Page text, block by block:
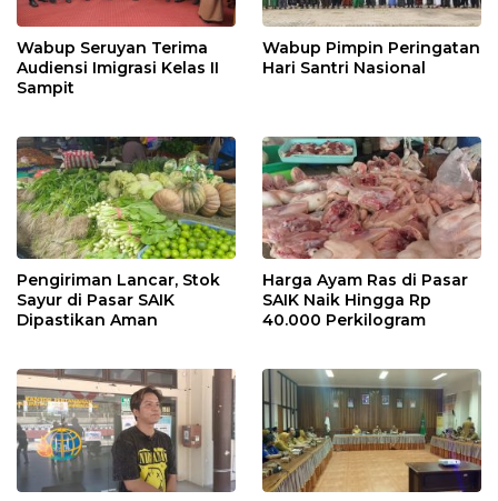
Wabup Seruyan Terima
Audiensi Imigrasi Kelas II
Sampit
Wabup Pimpin Peringatan
Hari Santri Nasional
Pengiriman Lancar, Stok
Sayur di Pasar SAIK
Dipastikan Aman
Harga Ayam Ras di Pasar
SAIK Naik Hingga Rp
40.000 Perkilogram